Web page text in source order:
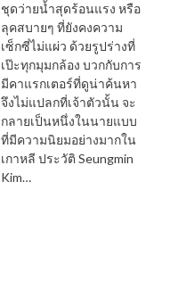
ชุดว่ายน้ำสุดร้อนแรง หรือ
ลุคสบายๆ ที่ยังคงความ
เซ็กซี่ไม่แผ่ว ด้วยรูปร่างที่
เป๊ะทุกมุมกล้อง บวกกับการ
มีคาแรกเตอร์ที่ดูน่าค้นหา
จึงไม่แปลกที่เจ้าตัวนั้น จะ
กลายเป็นหนึ่งในนายแบบ
ที่มีความนิยมอย่างมากใน
เกาหลี ประวัติ Seungmin
Kim…